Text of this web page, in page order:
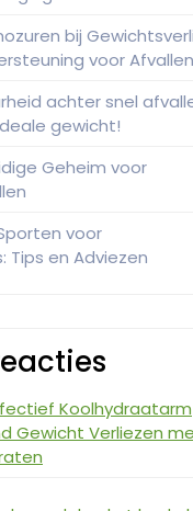
bij
voor Afvallen
achter snel
gewicht!
Geheim voor
voor
Tips en Adviezen
Koolhydraatarm
Gewicht Verliezen